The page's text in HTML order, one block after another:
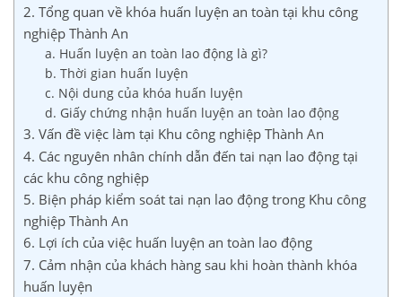
2. Tổng quan về khóa huấn luyện an toàn tại khu công
nghiệp Thành An
a. Huấn luyện an toàn lao động là gì?
b. Thời gian huấn luyện
c. Nội dung của khóa huấn luyện
d. Giấy chứng nhận huấn luyện an toàn lao động
3. Vấn đề việc làm tại Khu công nghiệp Thành An
4. Các nguyên nhân chính dẫn đến tai nạn lao động tại
các khu công nghiệp
5. Biện pháp kiểm soát tai nạn lao động trong Khu công
nghiệp Thành An
6. Lợi ích của việc huấn luyện an toàn lao động
7. Cảm nhận của khách hàng sau khi hoàn thành khóa
huấn luyện